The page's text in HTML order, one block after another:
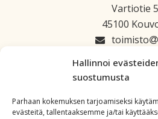
Hallinnoi
suostumusta
Parhaan kokemuksen tarjoamiseksi
evästeitä, tallentaaksemme ja/tai
Vartiotie 5
45100
toimisto